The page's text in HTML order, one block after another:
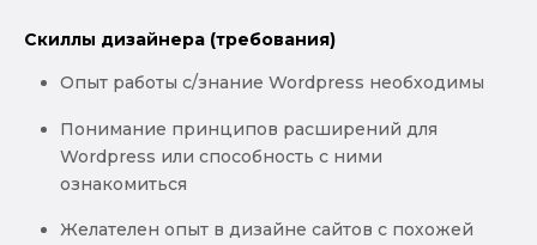
Скиллы дизайнера (требования)
Опыт работы с/знание Wordpress необходимы
Понимание принципов расширений для
Wordpress или способность с ними
ознакомиться
Желателен опыт в дизайне сайтов с похожей